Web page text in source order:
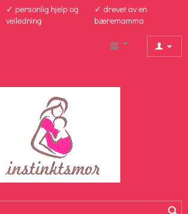
✓ personlig hjelp og
veiledning
✓ drevet av en
bæremamma